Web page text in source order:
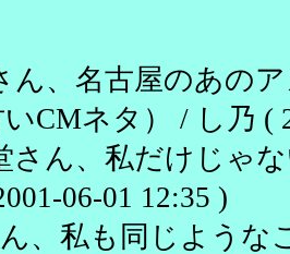
ん、名古屋のあの
CMネタ） / し乃 (
さん、私だけじゃ
06-01 12:35 )
、私も同じような